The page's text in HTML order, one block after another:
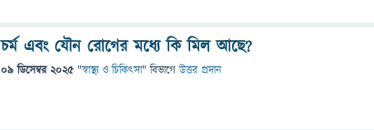
চর্ম এবং যৌন রোগের মধ্যে কি মিল আছে?
09 ডিসেম্বর 2025 "স্বাস্থ্য ও চিকিৎসা" বিভাগে উত্তর প্রদান